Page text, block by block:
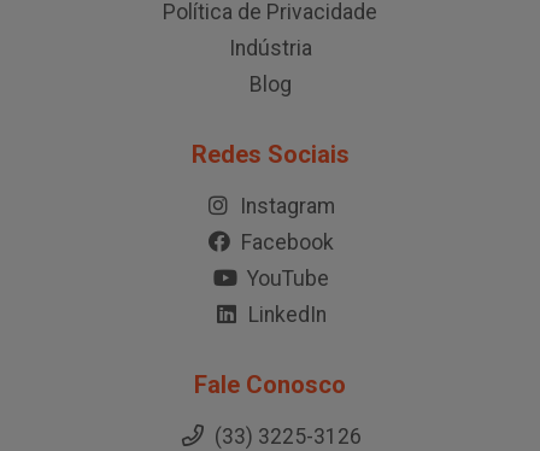
Política de Privacidade
Indústria
Blog
Redes Sociais
Instagram
Facebook
YouTube
LinkedIn
Fale Conosco
(33) 3225-3126